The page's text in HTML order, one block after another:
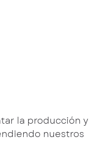
la producción y
nuestros